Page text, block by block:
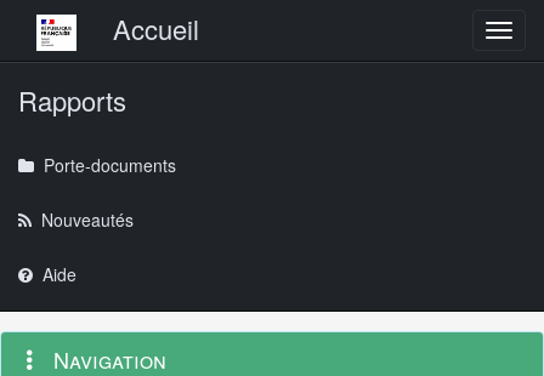
Menu principalAccueil
Rapports
Porte-documents
Nouveautés
Aide
Navigation
Menu
contextuel
Navigation